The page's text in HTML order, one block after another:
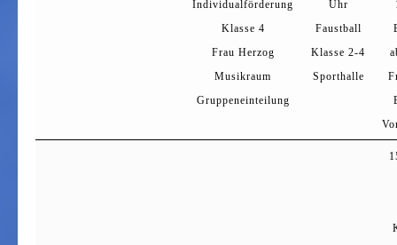
Individualförderung
Klasse 4
Frau Herzog
Musikraum
Gruppeneinteilung
Uhr
Faustball
Klasse 2-4
Sporthalle